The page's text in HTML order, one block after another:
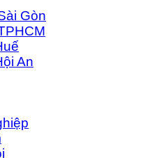
Gòn
An